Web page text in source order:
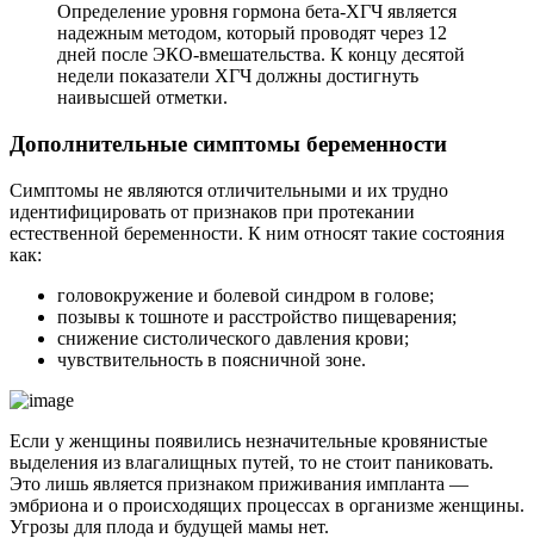
Определение уровня гормона бета-ХГЧ является
надежным методом, который проводят через 12
дней после ЭКО-вмешательства. К концу десятой
недели показатели ХГЧ должны достигнуть
наивысшей отметки.
Дополнительные симптомы беременности
Симптомы не являются отличительными и их трудно
идентифицировать от признаков при протекании
естественной беременности. К ним относят такие состояния
как:
головокружение и болевой синдром в голове;
позывы к тошноте и расстройство пищеварения;
снижение систолического давления крови;
чувствительность в поясничной зоне.
Если у женщины появились незначительные кровянистые
выделения из влагалищных путей, то не стоит паниковать.
Это лишь является признаком приживания импланта —
эмбриона и о происходящих процессах в организме женщины.
Угрозы для плода и будущей мамы нет.